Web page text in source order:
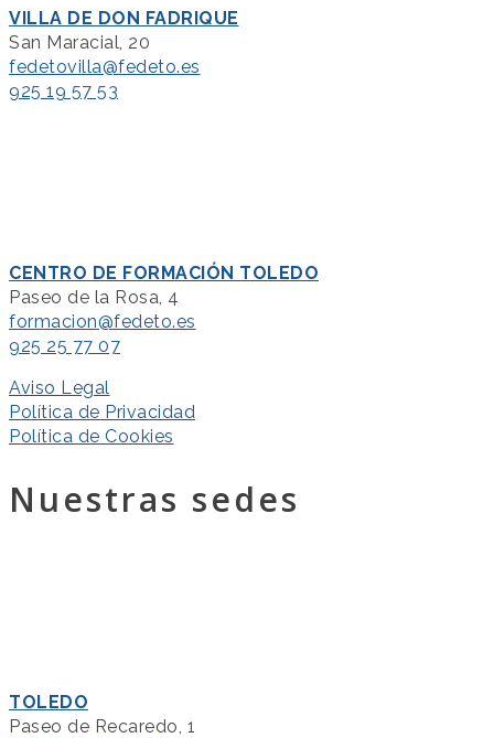
VILLA DE DON FADRIQUE
San Maracial, 20
fedetovilla@fedeto.es
925 19 57 53
CENTRO DE FORMACIÓN TOLEDO
Paseo de la Rosa, 4
formacion@fedeto.es
925 25 77 07
Aviso Legal
Política de Privacidad
Política de Cookies
Nuestras sedes
TOLEDO
Paseo de Recaredo, 1